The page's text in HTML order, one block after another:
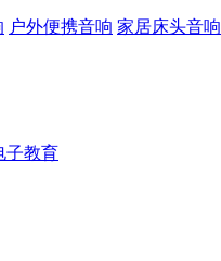
户外便携音响 家居床头音响
子教育